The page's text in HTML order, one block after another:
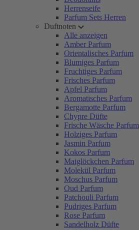
Herrenseife
Parfum Sets Herren
Duftnoten
Alle anzeigen
Amber Parfum
Orientalisches Parfum
Blumiges Parfum
Fruchtiges Parfum
Frisches Parfum
Apfel Parfum
Aromatisches Parfum
Bergamotte Parfum
Chypre Düfte
Frische Wäsche Parfum
Holziges Parfum
Jasmin Parfum
Kokos Parfum
Maiglöckchen Parfum
Molekül Parfum
Moschus Parfum
Oud Parfum
Patchouli Parfum
Pudriges Parfum
Rose Parfum
Sandelholz Düfte